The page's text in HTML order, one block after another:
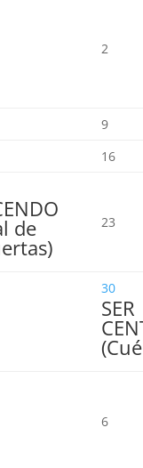
2
9
16
de 23
30
SER
6